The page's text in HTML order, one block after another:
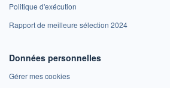
Politique d'exécution
Rapport de meilleure sélection 2024
Données personnelles
Gérer mes cookies